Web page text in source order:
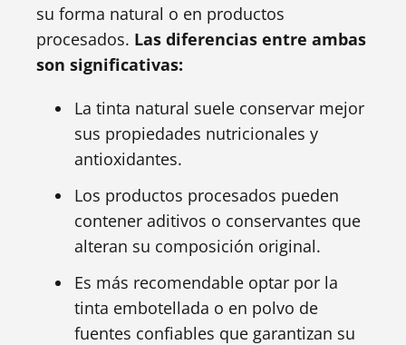
su forma natural o en productos
procesados. Las diferencias entre ambas
son significativas:
La tinta natural suele conservar mejor
sus propiedades nutricionales y
antioxidantes.
Los productos procesados pueden
contener aditivos o conservantes que
alteran su composición original.
Es más recomendable optar por la
tinta embotellada o en polvo de
fuentes confiables que garantizan su